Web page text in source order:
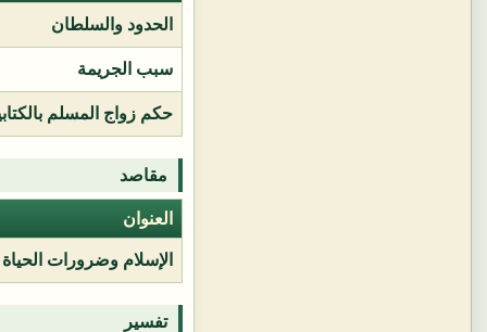
الحدود والسلطان
سبب الجريمة
حكم زواج المسلم
مقاصد
العنوان
الإسلام وضرورات الحياة
تفسير